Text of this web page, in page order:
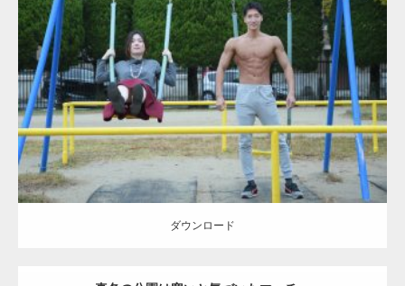
Update: 2021.07.6
Category:公園のマッチョ その他 AKIHITO(細マッチョ) 腹筋 大胸筋
ダウンロード
ダウンロード